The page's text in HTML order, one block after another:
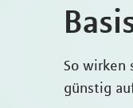
So wirken
günstig